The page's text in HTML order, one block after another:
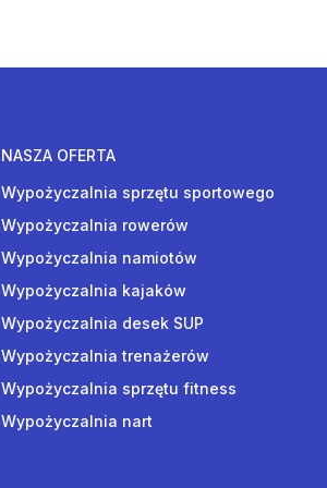
NASZA OFERTA
Wypożyczalnia sprzętu sportowego
Wypożyczalnia rowerów
Wypożyczalnia namiotów
Wypożyczalnia kajaków
Wypożyczalnia desek SUP
Wypożyczalnia trenażerów
Wypożyczalnia sprzętu fitness
Wypożyczalnia nart